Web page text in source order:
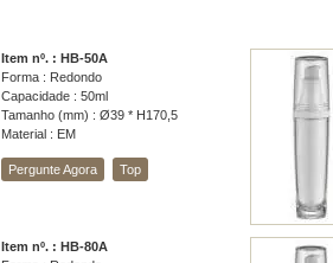
Item nº. : HB-50A
Forma : Redondo
Capacidade : 50ml
Tamanho (mm) : Ø39 * H170,5
Material : EM
Pergunte Agora Top
Item nº. : HB-80A